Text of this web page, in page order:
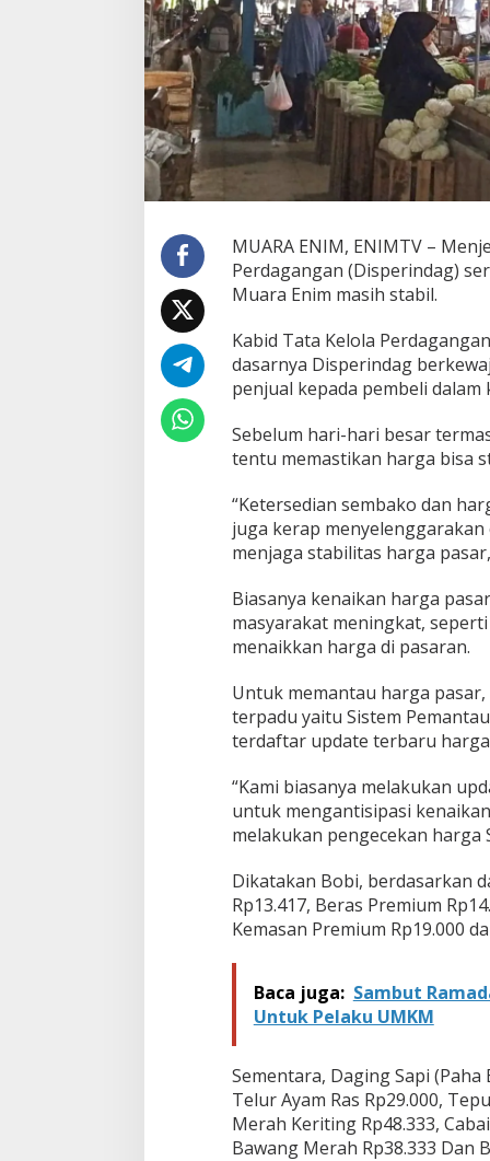
g
a
S
e
m
b
i
u
a
r
a
n
i
m
M
s
i
S
a
b
l
MUARA ENIM, ENIMTV –
Perdagangan (Disperindag)
Muara Enim masih stabil.
Kabid Tata Kelola
dasarnya Disperindag
penjual kepada pembeli dalam
Sebelum hari-hari besar
tentu memastikan harga bisa
“Ketersedian sembako dan
juga kerap
menjaga stabilitas harga
Biasanya kenaikan harga
masyarakat meningkat,
menaikkan harga di pasaran.
Untuk memantau harga
terpadu yaitu Sistem
terdaftar update terbaru
“Kami biasanya melakukan
untuk mengantisipasi
melakukan pengecekan harga
Dikatakan Bobi, berdasarkan
Rp13.417, Beras Premium
Kemasan Premium Rp19.000
Baca juga: Sambut
Untuk Pelaku UMKM
Sementara, Daging Sapi (Paha
Telur Ayam Ras Rp29.000,
Merah Keriting Rp48.333,
Bawang Merah Rp38.333 Dan